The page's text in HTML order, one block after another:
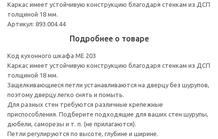
Каркас имеет устойчивую конструкцию благодаря стенкам из ДСП
толщиной 18 мм.
Артикул: 893.004.44
Подробнее о товаре
Код кухонного шкафа ME 203
Каркас имеет устойчивую конструкцию благодаря стенкам из ДСП
толщиной 18 мм.
Защелкивающиеся петли устанавливаются на дверцу без шурупов,
поэтому дверцу легко снять и помыть.
Для разных стен требуются различные крепежные
приспособления. Подберите подходящие для ваших стен шурупы,
дюбели, саморезы и т. п. (не прилагаются).
Петли регулируются по высоте, глубине и ширине.